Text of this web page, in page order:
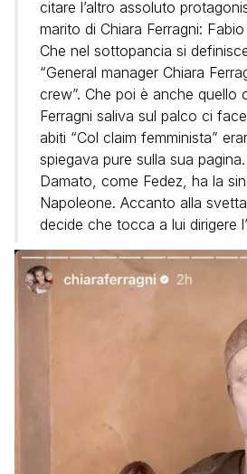
citare l’altro assoluto
marito di Chiara Ferragni:
Che nel sottopancia si
“General manager Chiara
crew”. Che poi è anche quello
Ferragni saliva sul palco ci
abiti “Col claim femminista”
spiegava pure sulla sua
Damato, come Fedez, ha la
Napoleone. Accanto alla
decide che tocca a lui dirigere